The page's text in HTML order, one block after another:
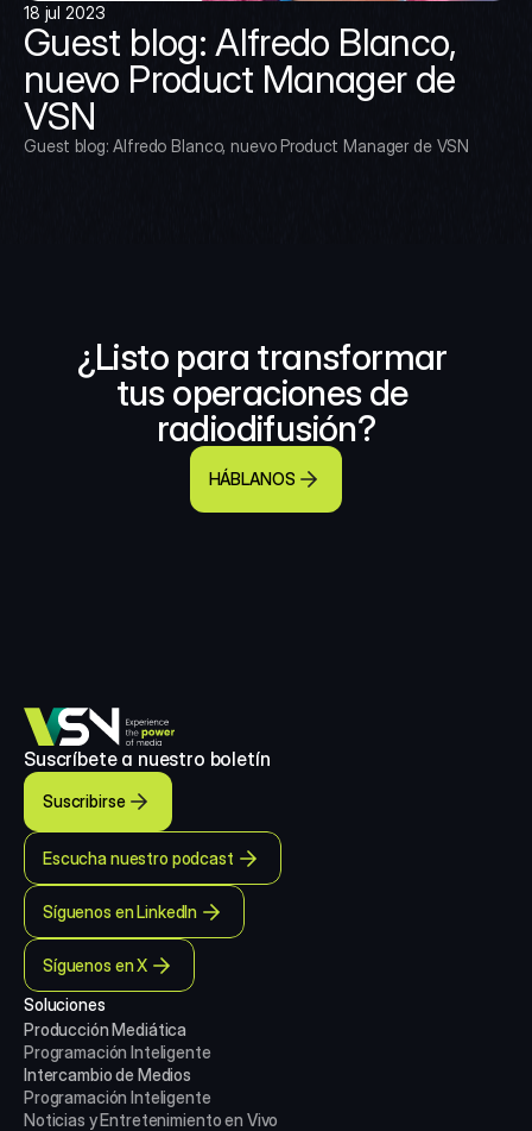
18 jul 2023
Guest blog: Alfredo Blanco,
nuevo Product Manager de
VSN
Guest blog: Alfredo Blanco, nuevo Product Manager de VSN
¿Listo para transformar
tus operaciones de
radiodifusión?
HÁBLANOS
Suscríbete a nuestro boletín
Suscribirse
Escucha nuestro podcast
Síguenos en LinkedIn
Síguenos en X
Soluciones
Producción Mediática
Programación Inteligente
Intercambio de Medios
Programación Inteligente
Noticias y Entretenimiento en Vivo